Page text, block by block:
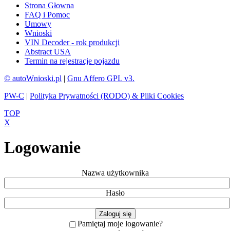
Strona Głowna
FAQ i Pomoc
Umowy
Wnioski
VIN Decoder - rok produkcji
Abstract USA
Termin na rejestracje pojazdu
© autoWnioski.pl | Gnu Affero GPL v3.
PW-C | Polityka Prywatności (RODO) & Pliki Cookies
TOP
X
Logowanie
Nazwa użytkownika
Hasło
Pamiętaj moje logowanie?